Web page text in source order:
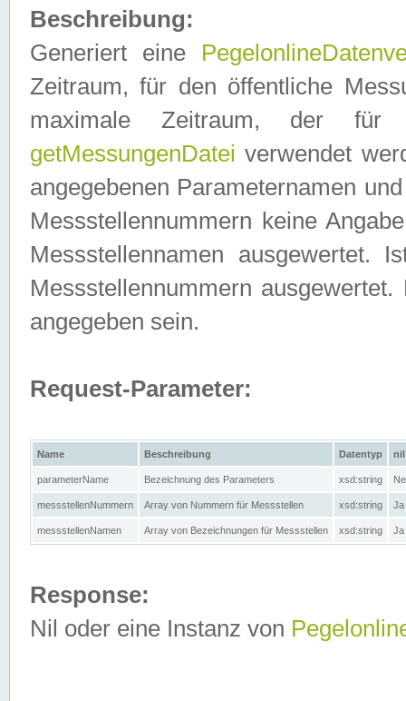
Beschreibung:
Generiert eine
Zeitraum, für den öffentliche
maximale Zeitraum, der
getMessungenDatei verwendet
angegebenen Parameternamen
Messstellennummern keine
Messstellennamen ausgewertet.
Messstellennummern
angegeben sein.
Request-Parameter:
Name Beschreibung Datentyp nil
parameterName Bezeichnung des Parameters xsd:string
messstellenNummern Array von Nummern für Messstellen xsd:string Ja
messstellenNamen Array von Bezeichnungen für Messstellen xsd:string Ja
Response:
Nil oder eine Instanz von